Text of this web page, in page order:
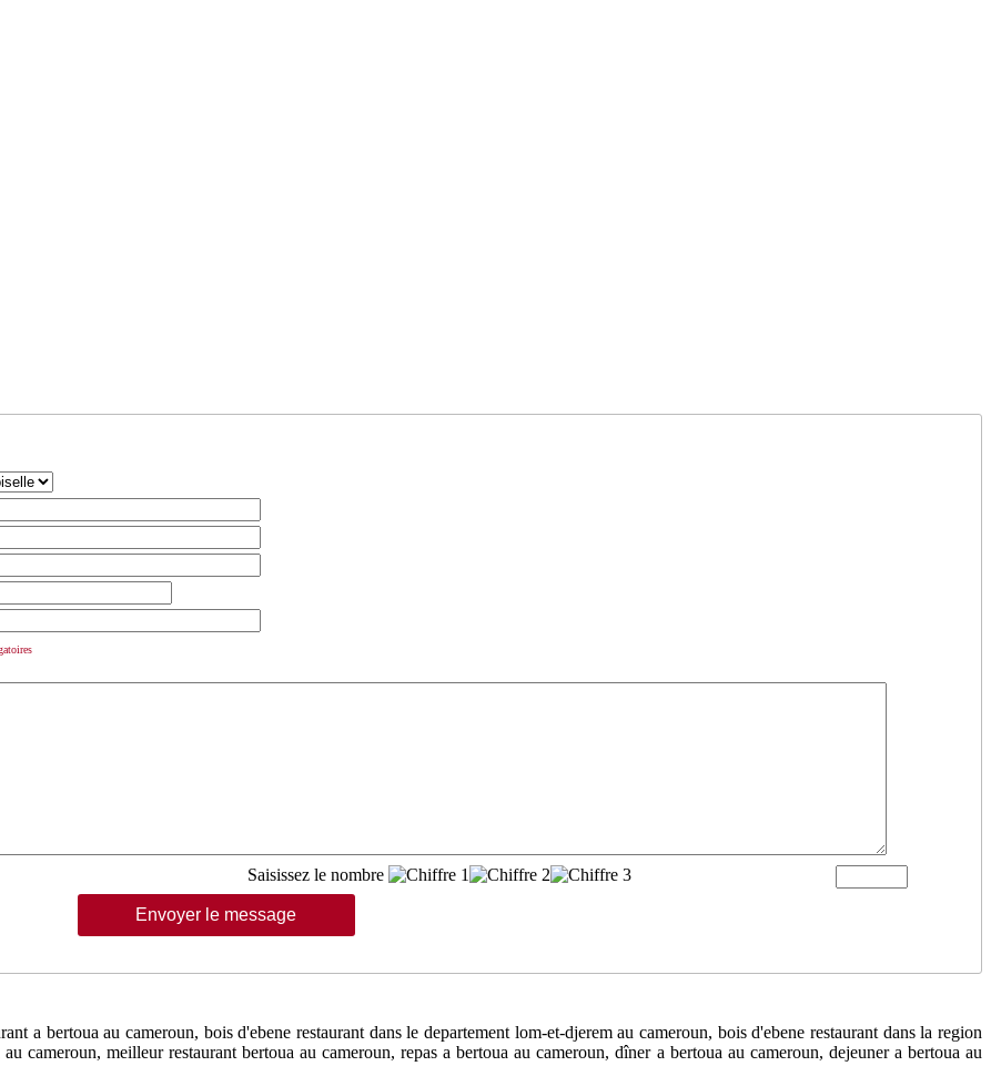
Saisissez le nombre
a bertoua au cameroun, bois d'ebene restaurant dans le departement lom-et-djerem au cameroun, bois d'ebene restaurant dans la region
cameroun, meilleur restaurant bertoua au cameroun, repas a bertoua au cameroun, dîner a bertoua au cameroun, dejeuner a bertoua au